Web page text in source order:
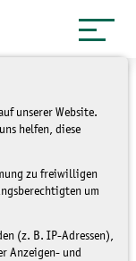
unserer Website.
helfen, diese
zu freiwilligen
um
(z. B. IP-Adressen),
Anzeigen- und
"Im